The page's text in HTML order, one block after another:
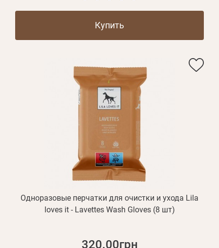
Купить
Одноразовые перчатки для очистки и ухода Lila
loves it - Lavettes Wash Gloves (8 шт)
320.00грн